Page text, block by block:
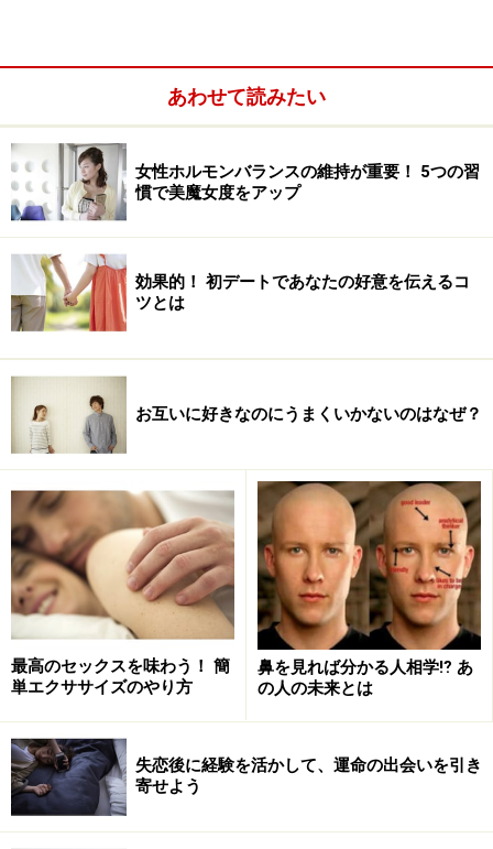
不倫にはコントロール出来る場合と出来ない場合がある？
肉体的な理由は、かつては男性特有のものと考えられて
きましたが、社会がオープンになるにつれ、女性にも多
く見られるようになっています。これは、端的に言え
ば、性欲消化不良。つまりは、配偶者とのセックスだけ
では飽き足らないというパターン。この世の中には、宿
命的にエネルギーが強い人がいますが、こうした人は常
に人より多くのエネルギーを消化する必要があるので、
ついつい配偶者以外の人と関係を持つことに。不倫をす
るには多大なエネルギーが必要なので、不倫は、エネル
ギーを消化するにはもってこいのアクションと言えま
す。
不倫にハマる人2.満たされないこころを不
倫で満たす？
2つ目の精神的な理由とは、満たされない自尊心。これ
は、配偶者から大切されていると感じられなくなった
り、自分の存在価値が認められなくなってしまう時に人
は不倫関係に引き寄せられるということです。少しパタ
ーンは異なりますが「このままずっと家事と子育てに終
われて、いつの間にか年をとって、それで私の人生は終
わり？」こんな気持ちから不倫に走る女性が沢山存在し
ます。こういう気持ちになってしまうのも、ある意味、
あわせて読みたい
女性ホルモンバランスの維持が重要！ 5つの習
慣で美魔女度をアップ
効果的！ 初デートであなたの好意を伝えるコ
ツとは
お互いに好きなのにうまくいかないのはなぜ？
最高のセックスを味わう！ 簡
単エクササイズのやり方
鼻を見れば分かる人相学⁉ あ
の人の未来とは
失恋後に経験を活かして、運命の出会いを引き
寄せよう